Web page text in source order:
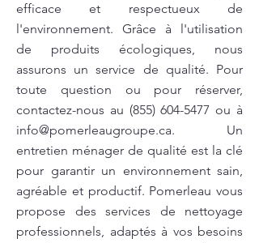
efficace et respectueux de
l'environnement. Grâce à l'utilisation
de produits écologiques, nous
assurons un service de qualité. Pour
toute question ou pour réserver,
contactez-nous au (855) 604-5477 ou à
info@pomerleaugroupe.ca. Un
entretien ménager de qualité est la clé
pour garantir un environnement sain,
agréable et productif. Pomerleau vous
propose des services de nettoyage
professionnels, adaptés à vos besoins